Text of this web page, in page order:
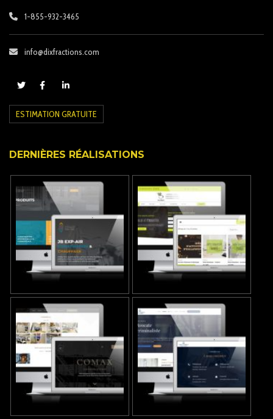
1-855-932-3465
info@dixfractions.com
ESTIMATION GRATUITE
DERNIÈRES RÉALISATIONS